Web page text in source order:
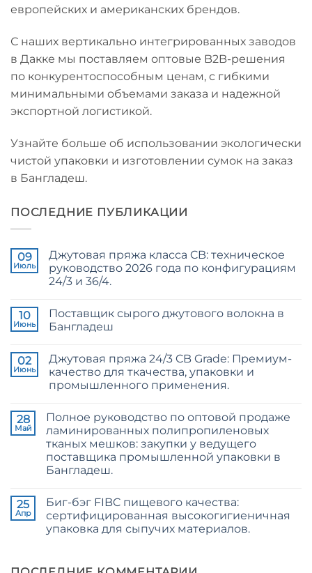
европейских и американских брендов.
С наших вертикально интегрированных заводов
в Дакке мы поставляем оптовые B2B-решения
по конкурентоспособным ценам, с гибкими
минимальными объемами заказа и надежной
экспортной логистикой.
Узнайте больше об использовании экологически
чистой упаковки и изготовлении сумок на заказ
в Бангладеш.
ПОСЛЕДНИЕ ПУБЛИКАЦИИ
09
Июль
Джутовая пряжа класса CB: техническое
руководство 2026 года по конфигурациям
24/3 и 36/4.
записи
CB
Grade
The
Technical
2026
Guide
and
36/4
Configurations
10
Июнь
Поставщик сырого джутового волокна в
Бангладеш
записи
Raw
Jute
Fibre
02
Июнь
Джутовая пряжа 24/3 CB Grade: Премиум-
качество для ткачества, упаковки и
промышленного применения.
записи
24/3
CB
Grade
Jute
Yarn:
Premium
Weaving,
Packaging
and
Industrial
Applications
28
Май
Полное руководство по оптовой продаже
ламинированных полипропиленовых
тканых мешков: закупки у ведущего
поставщика промышленной упаковки в
Бангладеш.
записи
The
Ultimate
Guide
to
Woven
25
Апр
Биг-бэг FIBC пищевого качества:
сертифицированная высокогигиеничная
упаковка для сыпучих материалов.
Food